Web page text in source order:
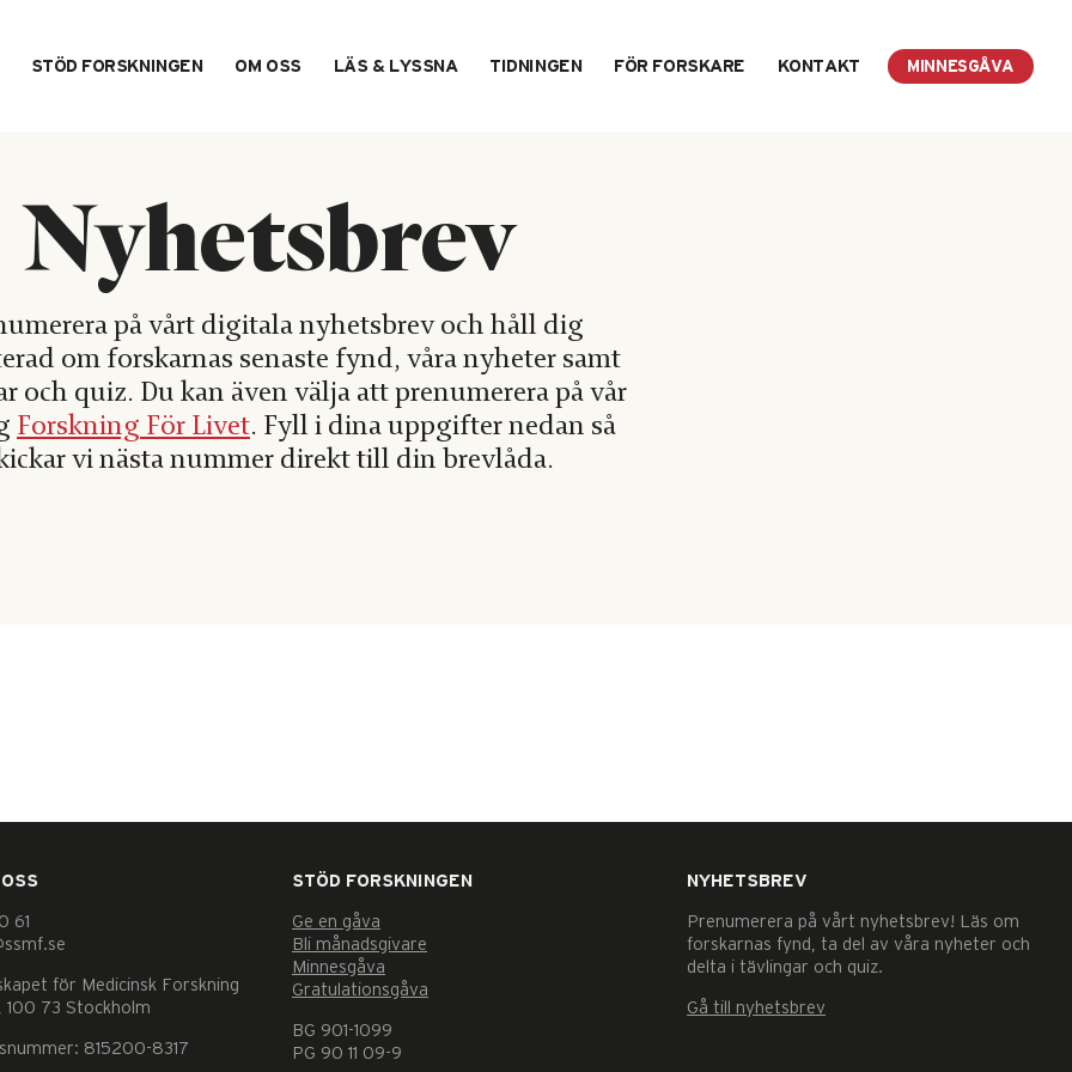
STÖD FORSKNINGEN OM OSS LÄS & LYSSNA TIDNINGEN FÖR FORSKARE KONTAKT MINNESGÅVA
Nyhetsbrev
på vårt digitala nyhetsbrev och håll dig
om forskarnas senaste fynd, våra nyheter samt
och quiz. Du kan även välja att prenumerera på vår
Forskning För Livet. Fyll i dina uppgifter nedan så
vi nästa nummer direkt till din brevlåda.
61
för Medicinsk Forskning
73 Stockholm
815200-8317
STÖD FORSKNINGEN
Ge en gåva
Bli månadsgivare
Minnesgåva
Gratulationsgåva
BG 901-1099
PG 90 11 09-9
NYHETSBREV
Prenumerera på vårt nyhetsbrev! Läs om
forskarnas fynd, ta del av våra nyheter och
delta i tävlingar och quiz.
Gå till nyhetsbrev